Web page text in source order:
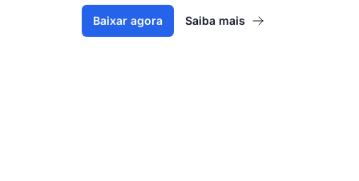
Baixar agora Saiba mais